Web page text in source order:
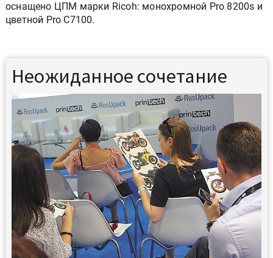
оснащено ЦПМ марки Ricoh: монохромной Pro 8200s и
цветной Pro С7100.
Неожиданное сочетание